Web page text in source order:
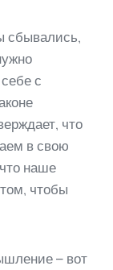
сбывались,
с
что
в свою
наше
чтобы
– вот